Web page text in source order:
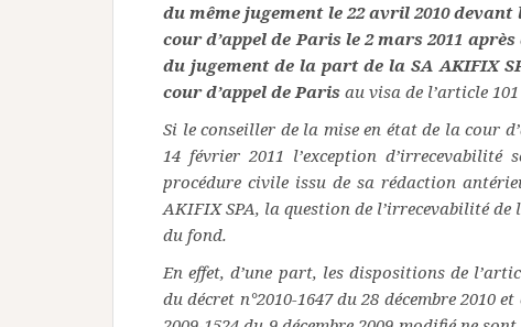
du même jugement le 22 avril 2010
cour d’appel de Paris le 2 mars 2011
du jugement de la part de la SA AKIFIX
cour d’appel de Paris au visa de l’article
Si le conseiller de la mise en état de la cour
14 février 2011 l’exception
procédure civile issu de sa rédaction
AKIFIX SPA, la question de l’irrecevabilité de
du fond.
En effet, d’une part, les dispositions de
du décret n°2010-1647 du 28 décembre 2010